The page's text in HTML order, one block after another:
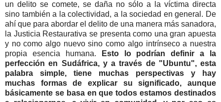
un delito se comete, se daña no sólo a la víctima directa
sino también a la colectividad, a la sociedad en general. De
ahí que para abordar el delito de una manera más sanadora,
la Justicia Restaurativa se presenta como una gran apuesta
y no como algo nuevo sino como algo intrínseco a nuestra
propia esencia humana.
Esto lo podrían definir a la
perfección en Sudáfrica, y a través de "Ubuntu", esta
palabra simple, tiene muchas perspectivas y hay
muchas formas de explicar su significado, aunque
básicamente se basa en que todos estamos destinados